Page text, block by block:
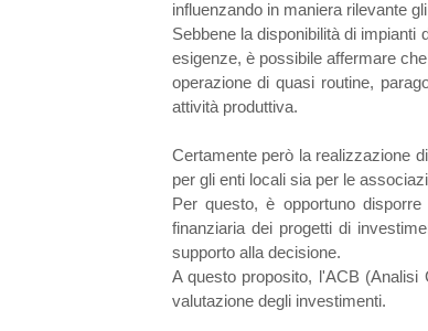
influenzando in maniera rilevante
Sebbene la disponibilità di
esigenze, è possibile affermare
operazione di quasi routine,
attività produttiva.
Certamente però la realizzazione
per gli enti locali sia per le
Per questo, è opportuno
finanziaria dei progetti di
supporto alla decisione.
A questo proposito, l'ACB (Analisi
valutazione degli investimenti.